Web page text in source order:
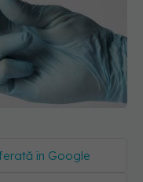
în Google